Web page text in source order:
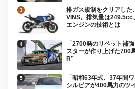
排ガス規制をクリアした
VINS。排気量は249.5cc
エンジンの技術とは
「2700発のリベット補
スターが作り上げた700
R”
「昭和63年式、37年間
シルビアが400馬力のツ